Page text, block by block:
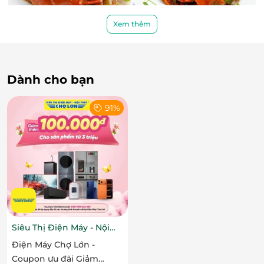
Xem thêm
Dành cho bạn
91%
Siêu Thị Điện Máy - Nội
Thất Chợ Lớn
Điện Máy Chợ Lớn -
Coupon ưu đãi Giảm